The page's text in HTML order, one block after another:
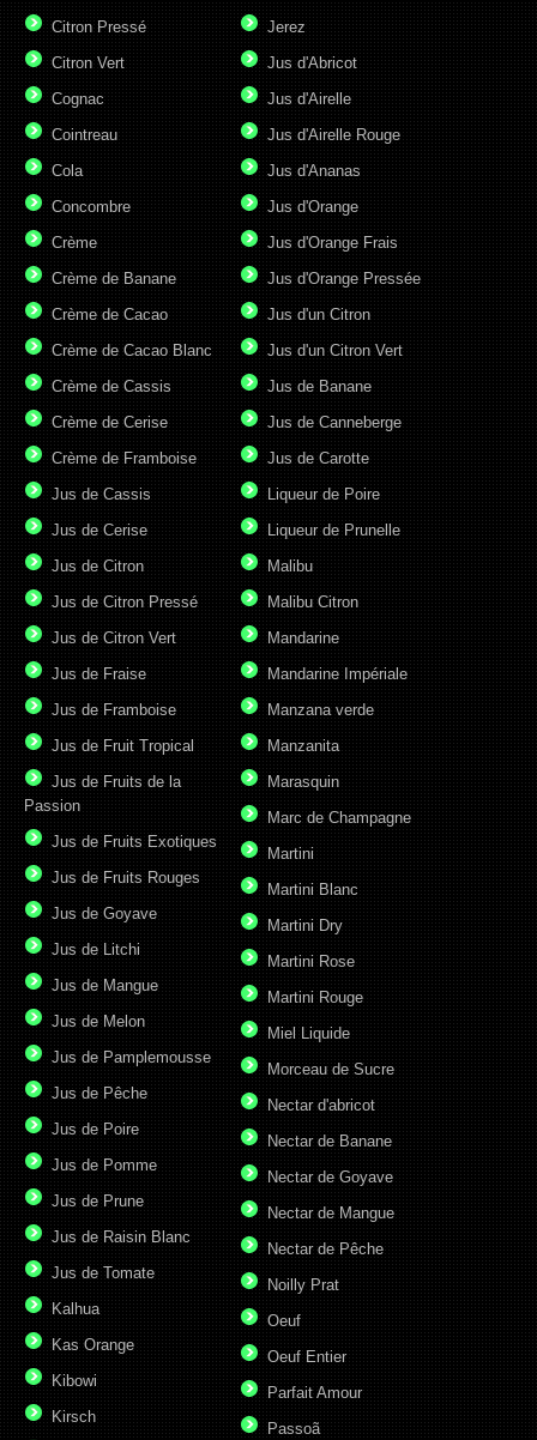
Citron Pressé
Citron Vert
Cognac
Cointreau
Cola
Concombre
Crème
Crème de Banane
Crème de Cacao
Crème de Cacao Blanc
Crème de Cassis
Crème de Cerise
Crème de Framboise
Jerez
Jus d'Abricot
Jus d'Airelle
Jus d'Airelle Rouge
Jus d'Ananas
Jus d'Orange
Jus d'Orange Frais
Jus d'Orange Pressée
Jus d'un Citron
Jus d'un Citron Vert
Jus de Banane
Jus de Canneberge
Jus de Carotte
Jus de Cassis
Jus de Cerise
Jus de Citron
Jus de Citron Pressé
Jus de Citron Vert
Jus de Fraise
Jus de Framboise
Jus de Fruit Tropical
Jus de Fruits de la
Passion
Jus de Fruits Exotiques
Jus de Fruits Rouges
Jus de Goyave
Jus de Litchi
Jus de Mangue
Jus de Melon
Jus de Pamplemousse
Jus de Pêche
Jus de Poire
Jus de Pomme
Jus de Prune
Jus de Raisin Blanc
Jus de Tomate
Kalhua
Kas Orange
Kibowi
Kirsch
Liqueur de Poire
Liqueur de Prunelle
Malibu
Malibu Citron
Mandarine
Mandarine Impériale
Manzana verde
Manzanita
Marasquin
Marc de Champagne
Martini
Martini Blanc
Martini Dry
Martini Rose
Martini Rouge
Miel Liquide
Morceau de Sucre
Nectar d'abricot
Nectar de Banane
Nectar de Goyave
Nectar de Mangue
Nectar de Pêche
Noilly Prat
Oeuf
Oeuf Entier
Parfait Amour
Passoã